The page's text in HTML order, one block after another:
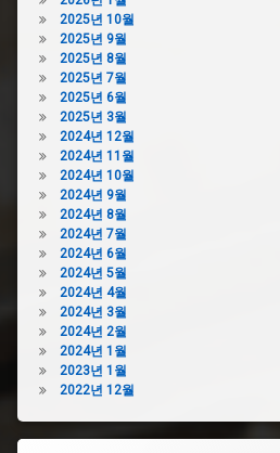
구
막
힘
비
용
욕
실
하
수
구
막
힘
원
주
하
수
구
막
힘
정
용
씽
크
대
하
수
구
막
힘
아
파
트
하
수
구
막
힘
양
산
수
2025년 10월
2025년 9월
2025년 8월
2025년 7월
2025년 6월
2025년 3월
2024년 12월
2024년 11월
2024년 10월
2024년 9월
2024년 8월
2024년 7월
2024년 6월
2024년 5월
2024년 4월
2024년 3월
2024년 2월
2024년 1월
2023년 1월
2022년 12월